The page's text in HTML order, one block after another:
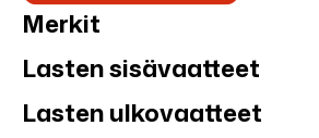
Merkit
Lasten sisävaatteet
Lasten ulkovaatteet